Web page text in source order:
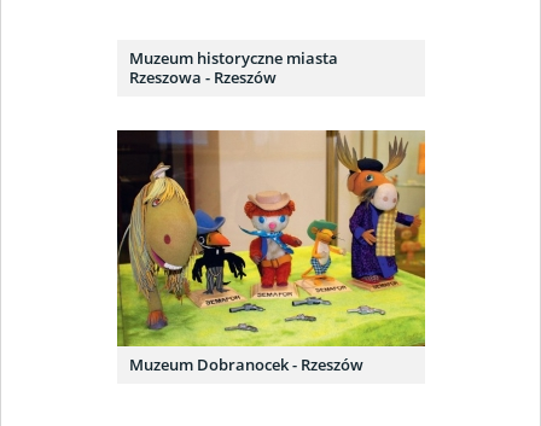
Muzeum historyczne miasta
Rzeszowa - Rzeszów
Muzeum Dobranocek - Rzeszów